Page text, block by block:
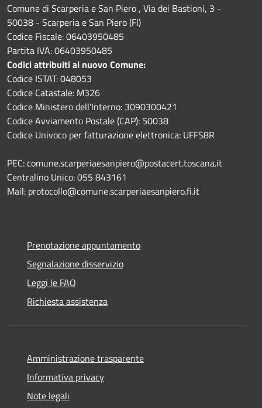
Comune di Scarperia e San Piero , Via dei Bastioni, 3 -
50038 - Scarperia e San Piero (FI)
Codice Fiscale: 06403950485
Partita IVA: 06403950485
Codici attribuiti al nuovo Comune:
Codice ISTAT: 048053
Codice Catastale: M326
Codice Ministero dell'Interno: 3090300421
Codice Avviamento Postale (CAP): 50038
Codice Univoco per fatturazione elettronica: UFFS8R
PEC: comune.scarperiaesanpiero@postacert.toscana.it
Centralino Unico: 055 843161
Mail: protocollo@comune.scarperiaesanpiero.fi.it
Prenotazione appuntamento
Segnalazione disservizio
Leggi le FAQ
Richiesta assistenza
Amministrazione trasparente
Informativa privacy
Note legali